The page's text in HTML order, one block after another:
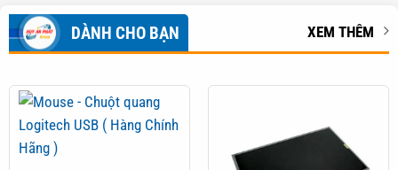
DÀNH CHO BẠN XEM THÊM